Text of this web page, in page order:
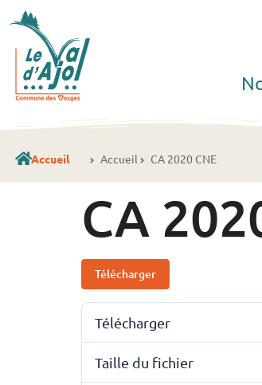
Accueil Accueil CA 2020 CNE
CA
Télécharger
Télécharger
Taille du fichier